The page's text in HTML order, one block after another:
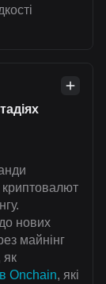
криптовалют
нових
майнінг
як
Onchain, які